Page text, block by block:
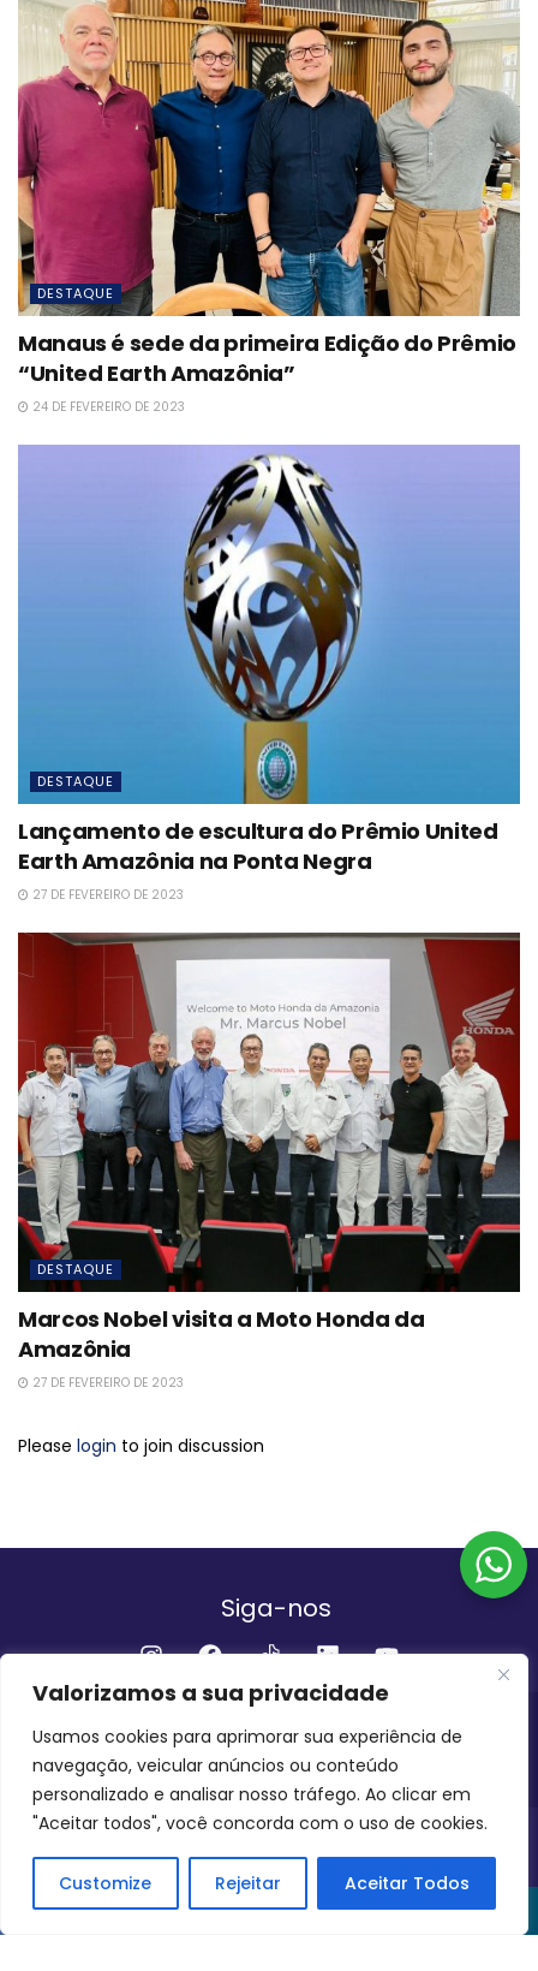
Valorizamos a sua privacidade
Usamos cookies para aprimorar sua experiência de
navegação, veicular anúncios ou conteúdo
personalizado e analisar nosso tráfego. Ao clicar em
"Aceitar todos", você concorda com o uso de cookies.
Customize Rejeitar Aceitar Todos
DESTAQUE
Manaus é sede da primeira Edição do Prêmio
“United Earth Amazônia”
24 DE FEVEREIRO DE 2023
DESTAQUE
Lançamento de escultura do Prêmio United
Earth Amazônia na Ponta Negra
27 DE FEVEREIRO DE 2023
DESTAQUE
Marcos Nobel visita a Moto Honda da
Amazônia
27 DE FEVEREIRO DE 2023
Please login to join discussion
Siga-nos
Institucional
QUEM SOMOS FALE CONOSCO
INVEST AMAZÔNIA BRASIL
COPYRIGHT 2024 - 2026